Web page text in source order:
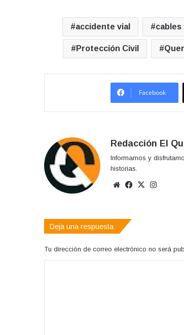
accidente vial cables
Protección Civil
Facebook
Redacción El
Informamos y
historias.
Sitio
Facebook
X
Deja una respuesta
Tu dirección de correo electrónico no será